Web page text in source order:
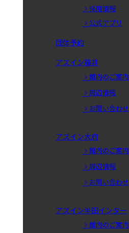
採用情報
公式アプリ
団体予約
アズイン福井
館内のご案内
周辺情報
お問い合わせ
アズイン大府
館内のご案内
周辺情報
お問い合わせ
アズイン半田インター
館内のご案内